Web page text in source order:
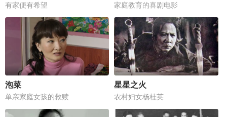
有家便有希望 家庭教育的喜剧电影
泡菜
单亲家庭女孩的救赎
星星之火
农村妇女杨桂英